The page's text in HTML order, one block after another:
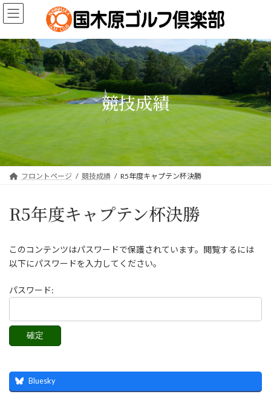
コ
ン
ン
ツ
へ
キ
ッ
プ
ナ
ビ
ー
シ
ョ
に
移
動
競技成績
フロントページ 競技成績 R5年度キャプテン杯決勝
R5年度キャプテン杯決勝
このコンテンツはパスワードで保護されています。閲覧するには
以下にパスワードを入力してください。
パスワード:
Bluesky